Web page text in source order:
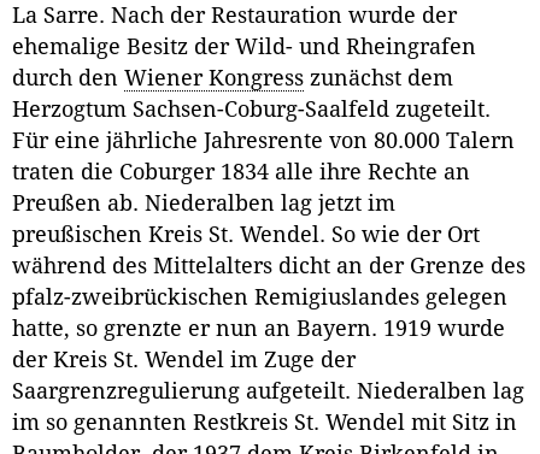
La Sarre. Nach der Restauration wurde der
ehemalige Besitz der Wild- und Rheingrafen
durch den Wiener Kongress zunächst dem
Herzogtum Sachsen-Coburg-Saalfeld zugeteilt.
Für eine jährliche Jahresrente von 80.000 Talern
traten die Coburger 1834 alle ihre Rechte an
Preußen ab. Niederalben lag jetzt im
preußischen Kreis St. Wendel. So wie der Ort
während des Mittelalters dicht an der Grenze des
pfalz-zweibrückischen Remigiuslandes gelegen
hatte, so grenzte er nun an Bayern. 1919 wurde
der Kreis St. Wendel im Zuge der
Saargrenzregulierung aufgeteilt. Niederalben lag
im so genannten Restkreis St. Wendel mit Sitz in